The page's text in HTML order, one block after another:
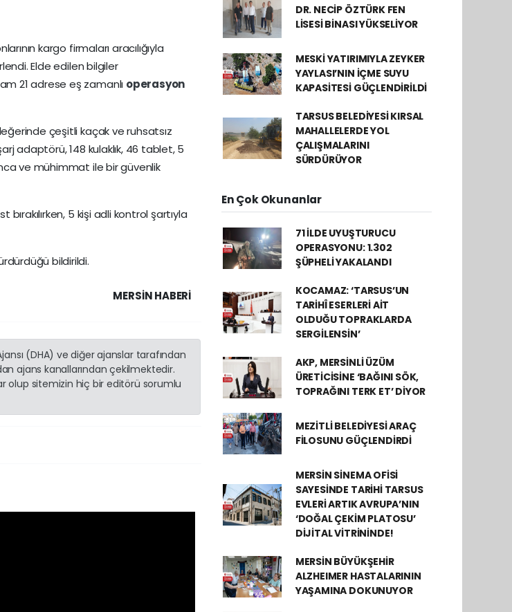
kargo firmaları aracılığıyla
Elde edilen bilgiler
21 adrese eş zamanlı operasyon
çeşitli kaçak ve ruhsatsız
adaptörü, 148 kulaklık, 46 tablet, 5
ve mühimmat ile bir güvenlik
5 kişi adli kontrol şartıyla
bildirildi.
MERSIN HABERİ
(DHA) ve diğer ajanslar tarafından
ajans kanallarından çekilmektedir.
olup sitemizin hiç bir editörü sorumlu
DR. NECİP ÖZTÜRK FEN
LİSESİ BİNASI YÜKSELİYOR
MESKİ YATIRIMIYLA ZEYKER
YAYLASI’NIN İÇME SUYU
KAPASİTESİ GÜÇLENDİRİLDİ
TARSUS BELEDİYESİ KIRSAL
MAHALLELERDE YOL
ÇALIŞMALARINI
SÜRDÜRÜYOR
En Çok Okunanlar
71 İLDE UYUŞTURUCU
OPERASYONU: 1.302
ŞÜPHELİ YAKALANDI
KOCAMAZ: ‘TARSUS’UN
TARİHÎ ESERLERİ AİT
OLDUĞU TOPRAKLARDA
SERGİLENSİN’
AKP, MERSİNLİ ÜZÜM
ÜRETİCİSİNE ‘BAĞINI SÖK,
TOPRAĞINI TERK ET’ DİYOR
MEZİTLİ BELEDİYESİ ARAÇ
FİLOSUNU GÜÇLENDİRDİ
MERSİN SİNEMA OFİSİ
SAYESİNDE TARİHİ TARSUS
EVLERİ ARTIK AVRUPA’NIN
‘DOĞAL ÇEKİM PLATOSU’
DİJİTAL VİTRİNİNDE!
MERSİN BÜYÜKŞEHİR
ALZHEIMER HASTALARININ
YAŞAMINA DOKUNUYOR